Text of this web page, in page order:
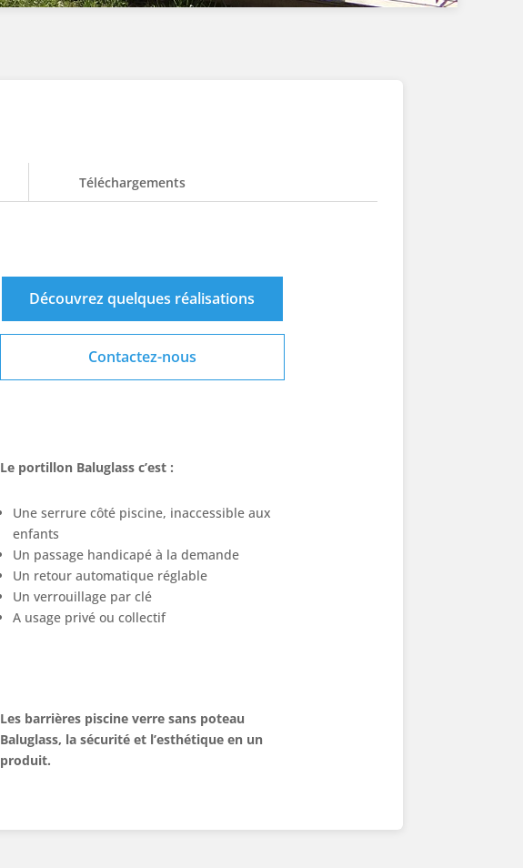
Téléchargements
Découvrez quelques réalisations
Contactez-nous
Le portillon Baluglass c’est :
Une serrure côté piscine, inaccessible aux
enfants
Un passage handicapé à la demande
Un retour automatique réglable
Un verrouillage par clé
A usage privé ou collectif
Les barrières piscine verre sans poteau
Baluglass, la sécurité et l’esthétique en un
produit.